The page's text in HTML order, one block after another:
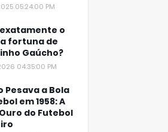
05:24:00 PM
o
fortuna de
Gaúcho?
04:35:00 PM
Pesava a Bola
em 1958: A
do Futebol